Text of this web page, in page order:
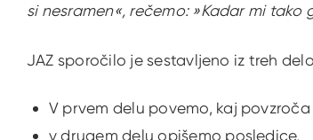
si nesramen«, rečemo: »Kadar mi tako
JAZ sporočilo je sestavljeno iz treh
V prvem delu povemo, kaj
v drugem delu opišemo posledice,